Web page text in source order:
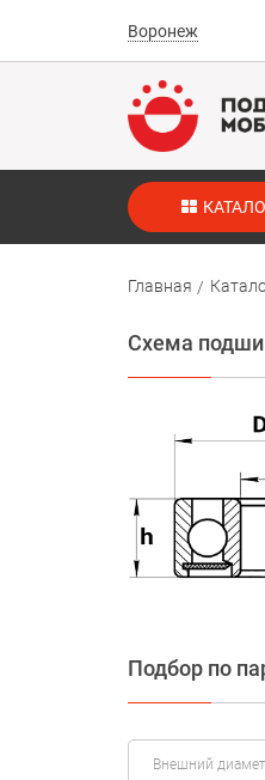
Воронеж
Главная
Схема
Подбор по